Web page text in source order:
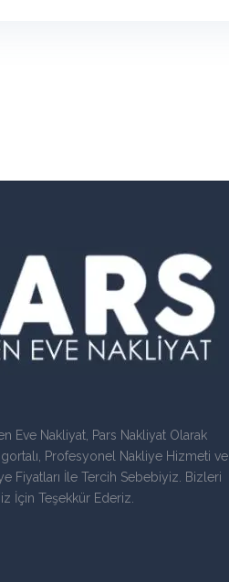
Eve Nakliyat, Pars Nakliyat Olarak
Profesyonel Nakliye Hizmeti ve
Fiyatları İle Tercih Sebebiyiz. Bizleri
İçin Teşekkür Ederiz.